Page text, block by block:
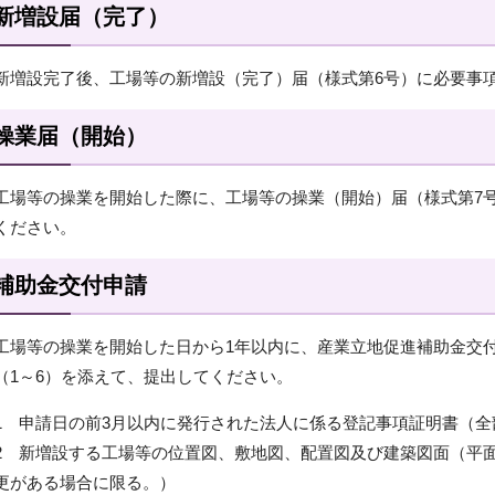
増設届（完了）
増設完了後、工場等の新増設（完了）届（様式第6号）に必要事
業届（開始）
場等の操業を開始した際に、工場等の操業（開始）届（様式第7
ださい。
助金交付申請
場等の操業を開始した日から1年以内に、産業立地促進補助金交
1～6）を添えて、提出してください。
申請日の前3月以内に発行された法人に係る登記事項証明書（
新増設する工場等の位置図、敷地図、配置図及び建築図面（平
がある場合に限る。）